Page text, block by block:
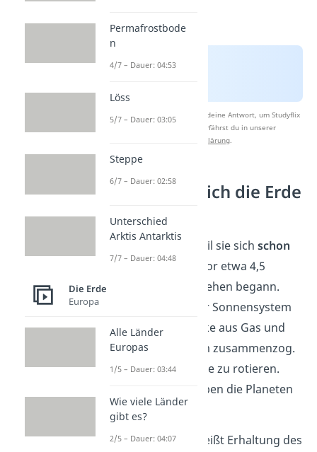
Nach Beantwortung speichern wir deine Antwort, um Studyflix
zu verbessern. Mehr dazu erfährst du in unserer
Datenschutzerklärung.
Warum dreht sich die Erde
überhaupt?
Die Erde dreht sich, weil sie sichschon
bei ihrer Entstehung
vor etwa 4,5
Milliarden Jahren zu drehen begann.
Damals entstand unser Sonnensystem
aus einer riesigen Wolke aus Gas und
Staub, die sich langsam zusammenzog.
Dabei begann die Wolke zu rotieren.
Diesen Drehimpuls haben die Planeten
bis heute behalten.
Das Prinzip dahinter heißt Erhaltung des
Permafrostbode
n
4/7 – Dauer: 04:53
Löss
5/7 – Dauer: 03:05
Steppe
6/7 – Dauer: 02:58
Unterschied
Arktis Antarktis
7/7 – Dauer: 04:48
Die Erde
Europa
Alle Länder
Europas
1/5 – Dauer: 03:44
Wie viele Länder
gibt es?
2/5 – Dauer: 04:07